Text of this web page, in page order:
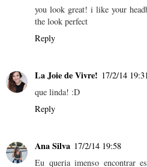
you look great! i like your
the look perfect
Reply
La Joie de Vivre! 17/2/14
que linda! :D
Reply
Ana Silva 17/2/14 19:58
Eu queria imenso encontrar